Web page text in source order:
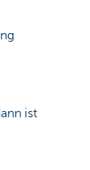
ist